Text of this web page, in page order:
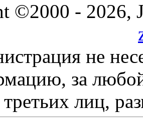
©2000 - 2026,
не
за любой
третьих лиц,